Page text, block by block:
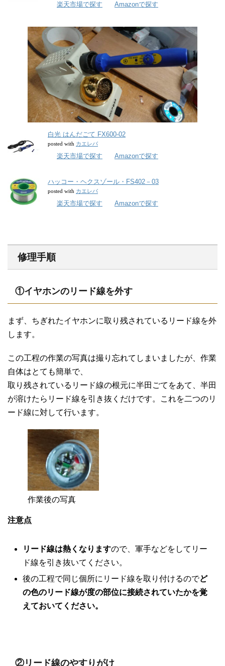
楽天市場で探す Amazonで探す
白光 はんだごて FX600-02
posted with カエレバ
楽天市場で探す Amazonで探す
ハッコー・ヘクスゾール・FS402－03
posted with カエレバ
楽天市場で探す Amazonで探す
修理手順
①イヤホンのリード線を外す
まず、ちぎれたイヤホンに取り残されているリード線を外
します。
この工程の作業の写真は撮り忘れてしまいましたが、作業
自体はとても簡単で、
取り残されているリード線の根元に半田ごてをあて、半田
が溶けたらリード線を引き抜くだけです。これを二つのリ
ード線に対して行います。
作業後の写真
注意点
リード線は熱くなりますので、軍手などをしてリー
ド線を引き抜いてください。
後の工程で同じ個所にリード線を取り付けるのでど
の色のリード線が度の部位に接続されていたかを覚
えておいてください。
②リード線のやすりがけ